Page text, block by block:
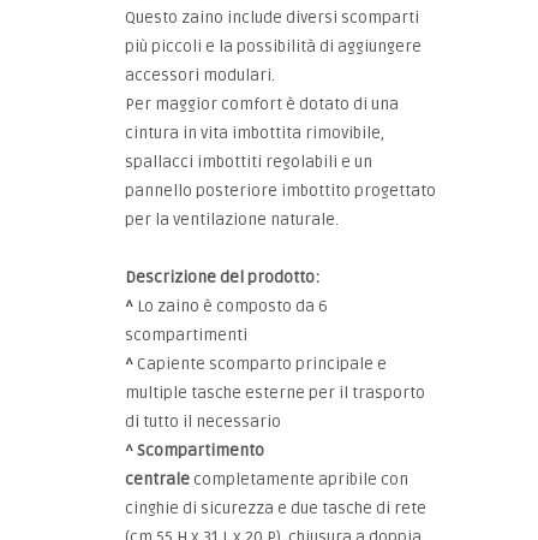
Questo zaino include diversi scomparti
più piccoli e la possibilità di aggiungere
accessori modulari.
Per maggior comfort è dotato di una
cintura in vita imbottita rimovibile,
spallacci imbottiti regolabili e un
pannello posteriore imbottito progettato
per la ventilazione naturale.
Descrizione del prodotto:
^ Lo zaino è composto da 6
scompartimenti
^Capiente scomparto principale e
multiple tasche esterne per il trasporto
di tutto il necessario
^Scompartimento
centrale completamente apribile con
cinghie di sicurezza e due tasche di rete